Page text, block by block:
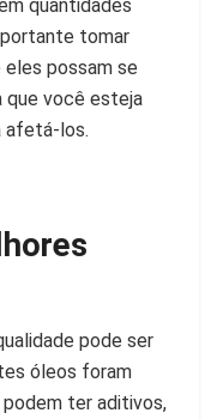
quantidades
tomar
possam se
que você esteja
afetá-los.
pode ser
óleos foram
ter aditivos,